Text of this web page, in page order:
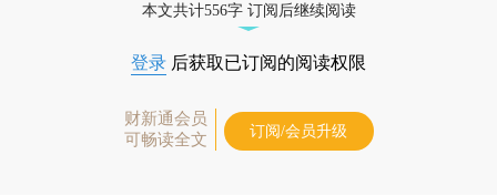
本文共计556字 订阅后继续阅读
登录 后获取已订阅的阅读权限
财新通会员
可畅读全文
订阅/会员升级